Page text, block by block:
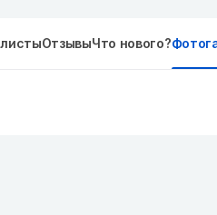
ОтзывыЧто нового?